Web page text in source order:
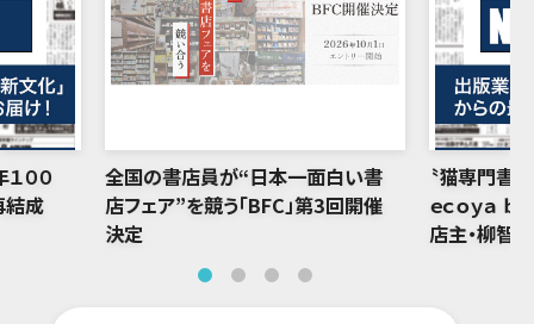
００
結成
全国の書店員が“日本一面白い書
店フェア”を競う「BFC」第3回開催
決定
〝猫専門書
ｅｃｏｙａ ｂ
店主・柳智